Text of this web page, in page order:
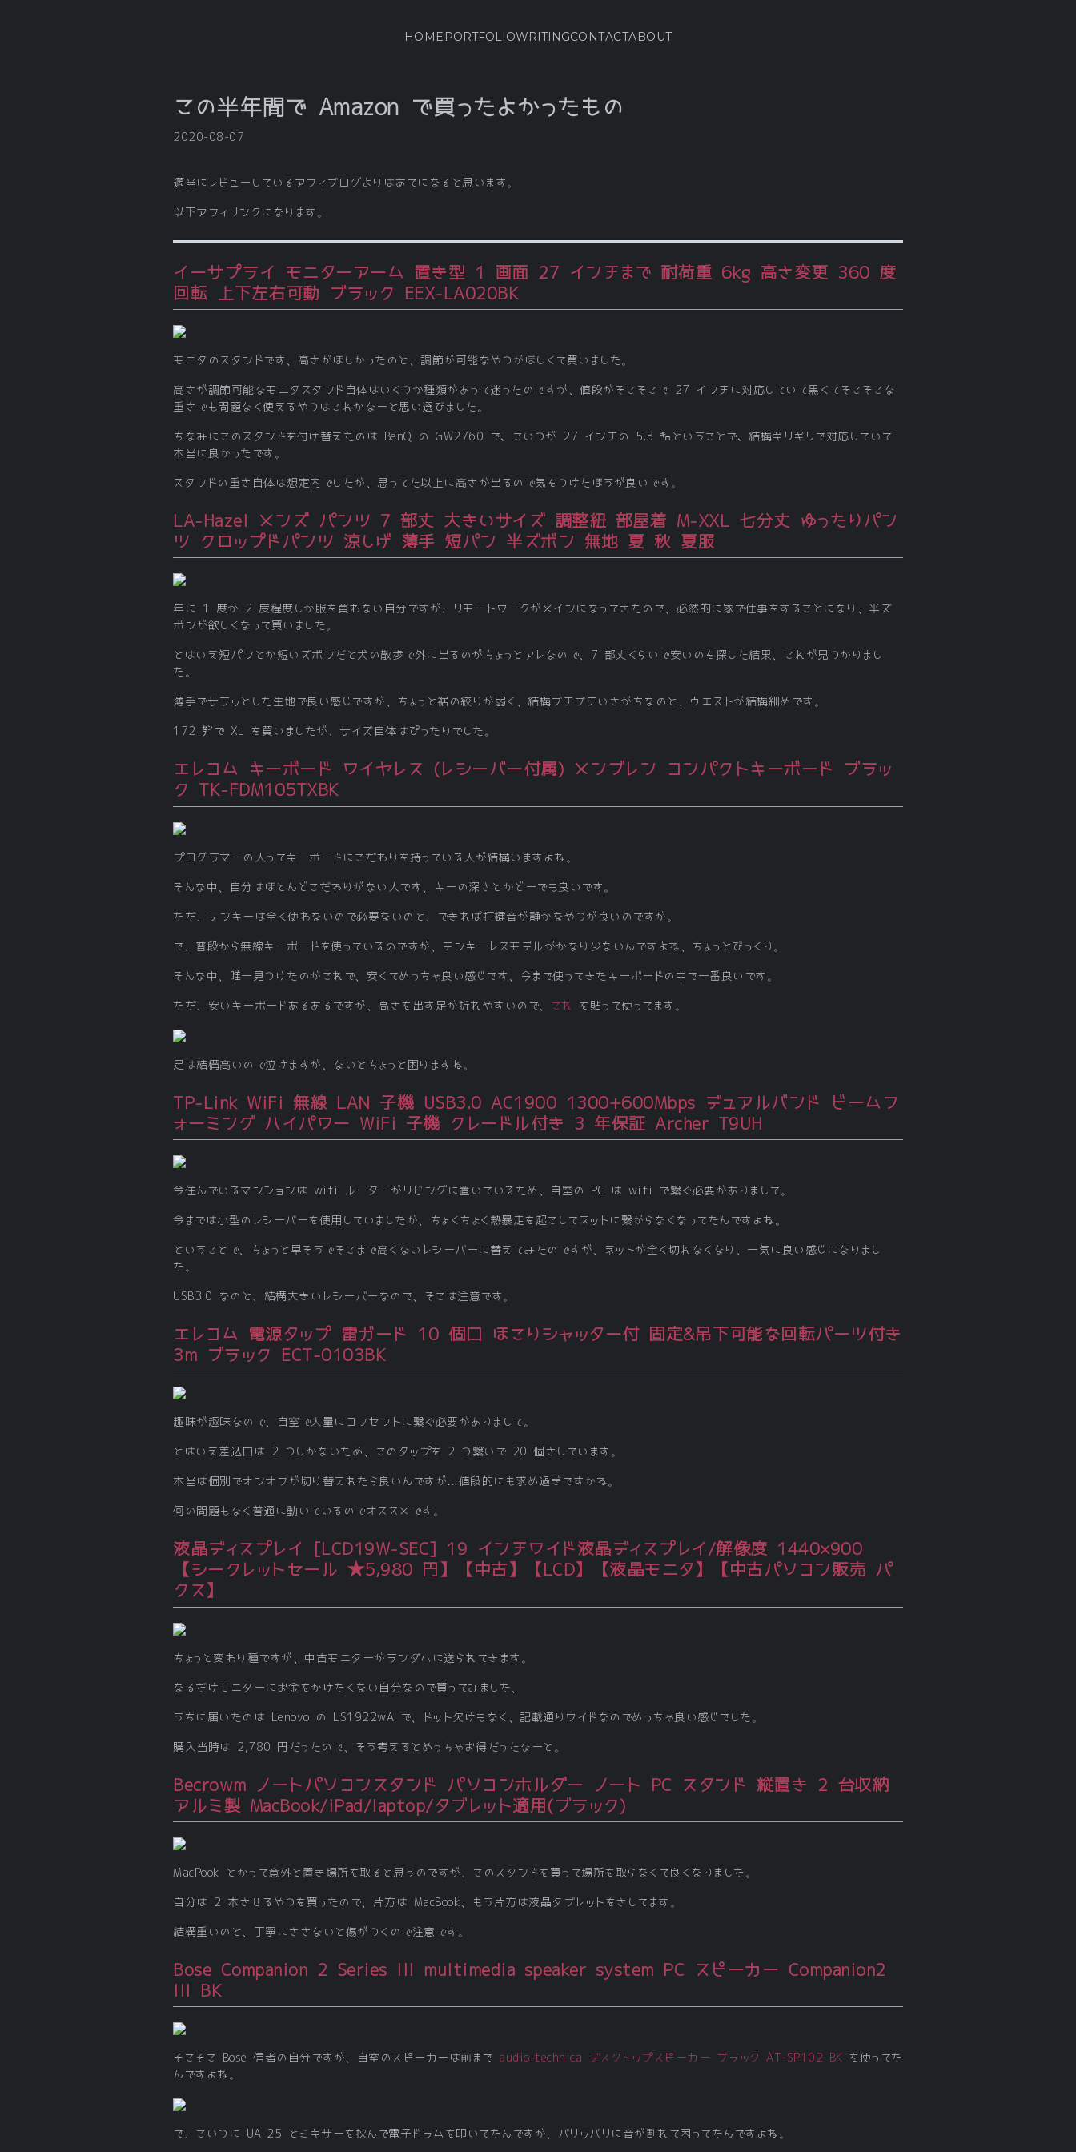
HOME PORTFOLIOWRITINGCONTACTABOUT
この半年間で Amazon で買ったよかったもの
2020-08-07
適当にレビューしているアフィブログよりはあてになると思います。
以下アフィリンクになります。
イーサプライ モニターアーム 置き型 1 画面 27 インチまで 耐荷重 6kg 高さ変更 360 度
回転 上下左右可動 ブラック EEX-LA020BK
モニタのスタンドです、高さがほしかったのと、調節が可能なやつがほしくて買いました。
高さが調節可能なモニタスタンド自体はいくつか種類があって迷ったのですが、値段がそこそこで 27 インチに対応していて黒くてそこそこな
重さでも問題なく使えるやつはこれかなーと思い選びました。
ちなみにこのスタンドを付け替えたのは BenQ の GW2760 で、こいつが 27 インチの 5.3 ㌔ということで、結構ギリギリで対応していて
本当に良かったです。
スタンドの重さ自体は想定内でしたが、思ってた以上に高さが出るので気をつけたほうが良いです。
LA-Hazel メンズ パンツ 7 部丈 大きいサイズ 調整紐 部屋着 M-XXL 七分丈 ゆったりパン
ツ クロップドパンツ 涼しげ 薄手 短パン 半ズボン 無地 夏 秋 夏服
年に 1 度か 2 度程度しか服を買わない自分ですが、リモートワークがメインになってきたので、必然的に家で仕事をすることになり、半ズ
ボンが欲しくなって買いました。
とはいえ短パンとか短いズボンだと犬の散歩で外に出るのがちょっとアレなので、7 部丈くらいで安いのを探した結果、これが見つかりまし
た。
薄手でサラッとした生地で良い感じですが、ちょっと裾の絞りが弱く、結構ブチブチいきがちなのと、ウエストが結構細めです。
172 ㌢で XL を買いましたが、サイズ自体はぴったりでした。
エレコム キーボード ワイヤレス (レシーバー付属) メンブレン コンパクトキーボード ブラッ
ク TK-FDM105TXBK
プログラマーの人ってキーボードにこだわりを持っている人が結構いますよね。
そんな中、自分はほとんどこだわりがない人です、キーの深さとかどーでも良いです。
ただ、テンキーは全く使わないので必要ないのと、できれば打鍵音が静かなやつが良いのですが。
で、普段から無線キーボードを使っているのですが、テンキーレスモデルがかなり少ないんですよね、ちょっとびっくり。
そんな中、唯一見つけたのがこれで、安くてめっちゃ良い感じです、今まで使ってきたキーボードの中で一番良いです。
ただ、安いキーボードあるあるですが、高さを出す足が折れやすいので、 これ を貼って使ってます。
足は結構高いので泣けますが、ないとちょっと困りますね。
TP-Link WiFi 無線 LAN 子機 USB3.0 AC1900 1300+600Mbps デュアルバンド ビームフ
ォーミング ハイパワー WiFi 子機 クレードル付き 3 年保証 Archer T9UH
今住んでいるマンションは wifi ルーターがリビングに置いているため、自室の PC は wifi で繋ぐ必要がありまして。
今までは小型のレシーバーを使用していましたが、ちょくちょく熱暴走を起こしてネットに繋がらなくなってたんですよね。
ということで、ちょっと早そうでそこまで高くないレシーバーに替えてみたのですが、ネットが全く切れなくなり、一気に良い感じになりまし
た。
USB3.0 なのと、結構大きいレシーバーなので、そこは注意です。
エレコム 電源タップ 雷ガード 10 個口 ほこりシャッター付 固定&吊下可能な回転パーツ付き
3m ブラック ECT-0103BK
趣味が趣味なので、自室で大量にコンセントに繋ぐ必要がありまして。
とはいえ差込口は 2 つしかないため、このタップを 2 つ繋いで 20 個さしています。
本当は個別でオンオフが切り替えれたら良いんですが…値段的にも求め過ぎですかね。
何の問題もなく普通に動いているのでオススメです。
液晶ディスプレイ [LCD19W-SEC] 19 インチワイド液晶ディスプレイ/解像度 1440×900
【シークレットセール ★5,980 円】【中古】【LCD】【液晶モニタ】【中古パソコン販売 パ
クス】
ちょっと変わり種ですが、中古モニターがランダムに送られてきます。
なるだけモニターにお金をかけたくない自分なので買ってみました、
うちに届いたのは Lenovo の LS1922wA で、ドット欠けもなく、記載通りワイドなのでめっちゃ良い感じでした。
購入当時は 2,780 円だったので、そう考えるとめっちゃお得だったなーと。
Becrowm ノートパソコンスタンド パソコンホルダー ノート PC スタンド 縦置き 2 台収納
アルミ製 MacBook/iPad/laptop/タブレット適用(ブラック)
MacPook とかって意外と置き場所を取ると思うのですが、このスタンドを買って場所を取らなくて良くなりました。
自分は 2 本させるやつを買ったので、片方は MacBook、もう片方は液晶タブレットをさしてます。
結構重いのと、丁寧にささないと傷がつくので注意です。
Bose Companion 2 Series III multimedia speaker system PC スピーカー Companion2
III BK
そこそこ Bose 信者の自分ですが、自室のスピーカーは前まで audio-technica デスクトップスピーカー ブラック AT-SP102 BK
を使ってた
んですよね。
で、こいつに UA-25 とミキサーを挟んで電子ドラムを叩いてたんですが、バリッバリに音が割れて困ってたんですよね。